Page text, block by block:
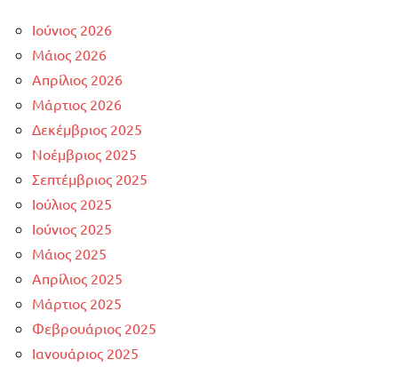
Ιούνιος 2026
Μάιος 2026
Απρίλιος 2026
Μάρτιος 2026
Δεκέμβριος 2025
Νοέμβριος 2025
Σεπτέμβριος 2025
Ιούλιος 2025
Ιούνιος 2025
Μάιος 2025
Απρίλιος 2025
Μάρτιος 2025
Φεβρουάριος 2025
Ιανουάριος 2025